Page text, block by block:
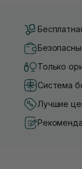
Только
Система
Лучшие